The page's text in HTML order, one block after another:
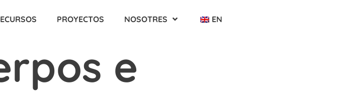
PROYECTOS NOSOTRES EN
e